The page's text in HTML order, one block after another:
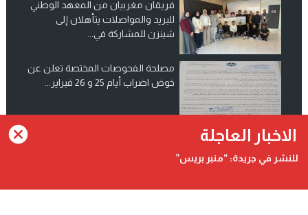
فريقان مغربيان من المعهد الوطني
للبريد والمواصلات يتأهلان إلى
شينزن للمشاركة في...
مصلحة الفحوصات المختصة تعلن عن
خوض اضراب أيام 25 و 26 فبراير...
انضم الينا على فيسبوك
الاخبار العاجلة
للنشر في جريدة: “منبر بريس”